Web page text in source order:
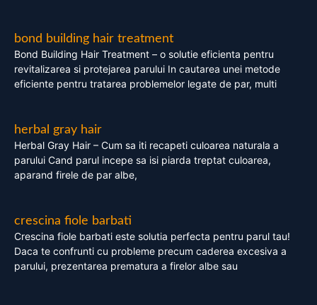
bond building hair treatment
Bond Building Hair Treatment – o solutie eficienta pentru
revitalizarea si protejarea parului In cautarea unei metode
eficiente pentru tratarea problemelor legate de par, multi
herbal gray hair
Herbal Gray Hair – Cum sa iti recapeti culoarea naturala a
parului Cand parul incepe sa isi piarda treptat culoarea,
aparand firele de par albe,
crescina fiole barbati
Crescina fiole barbati este solutia perfecta pentru parul tau!
Daca te confrunti cu probleme precum caderea excesiva a
parului, prezentarea prematura a firelor albe sau